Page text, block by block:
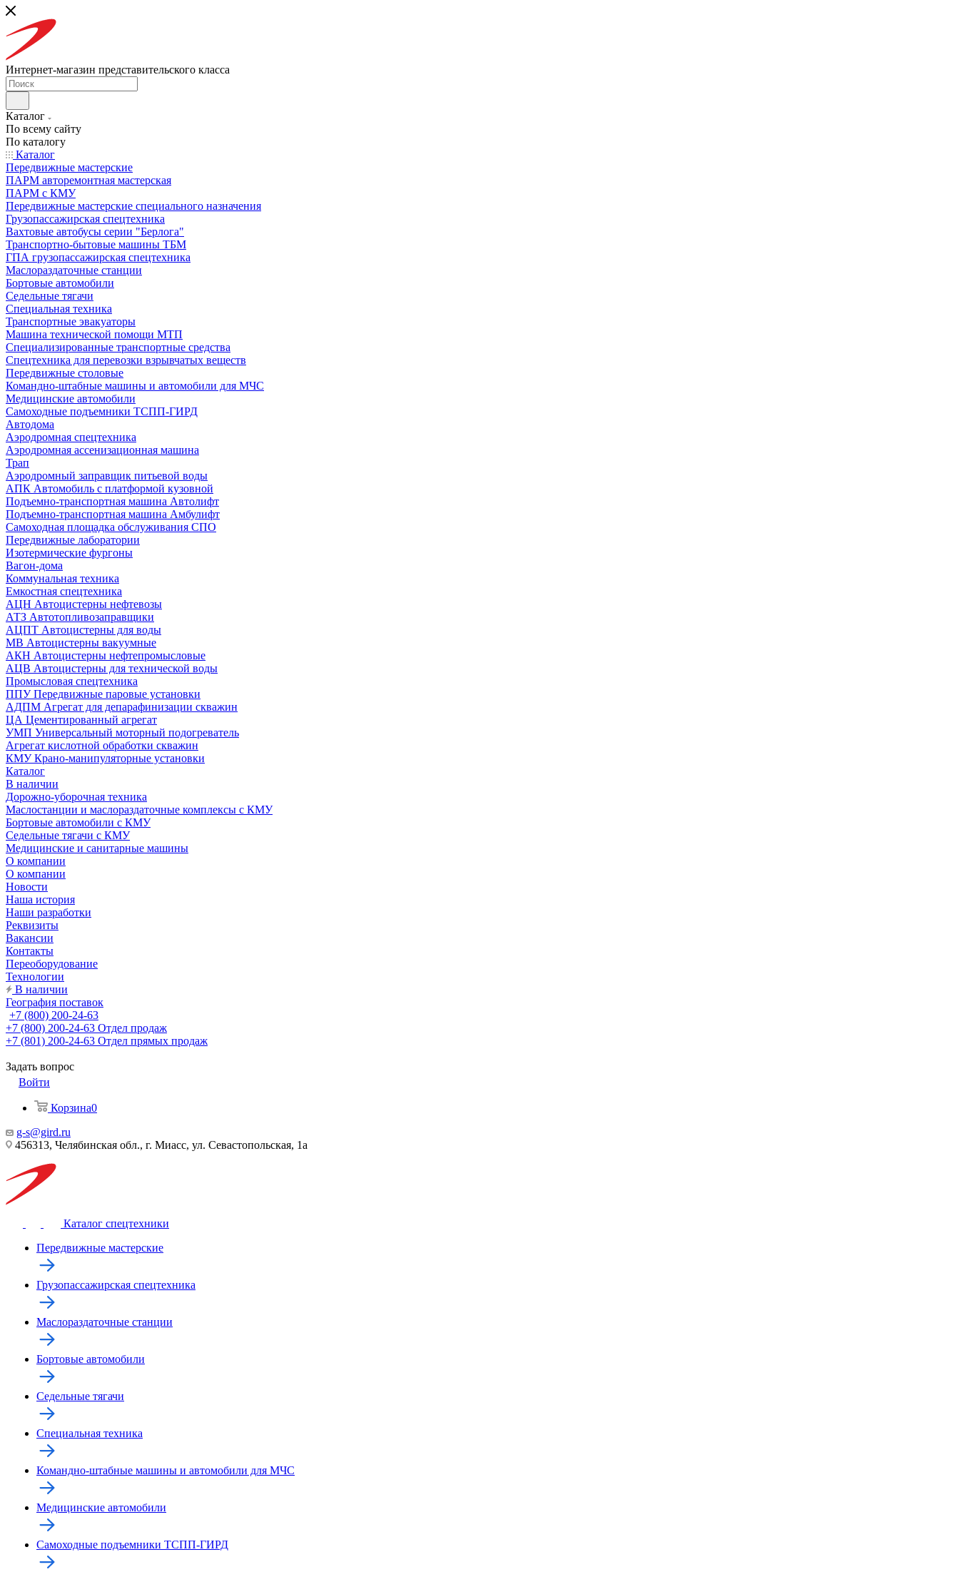
Интернет-магазин представительского класса
Каталог
По всему сайту
По каталогу
Каталог
Передвижные мастерские
ПАРМ авторемонтная мастерская
ПАРМ с КМУ
Передвижные мастерские специального назначения
Грузопассажирская спецтехника
Вахтовые автобусы серии "Берлога"
Транспортно-бытовые машины ТБМ
ГПА грузопассажирская спецтехника
Маслораздаточные станции
Бортовые автомобили
Седельные тягачи
Специальная техника
Транспортные эвакуаторы
Машина технической помощи МТП
Специализированные транспортные средства
Спецтехника для перевозки взрывчатых веществ
Передвижные столовые
Командно-штабные машины и автомобили для МЧС
Медицинские автомобили
Самоходные подъемники ТСПП-ГИРД
Автодома
Аэродромная спецтехника
Аэродромная ассенизационная машина
Трап
Аэродромный заправщик питьевой воды
АПК Автомобиль с платформой кузовной
Подъемно-транспортная машина Автолифт
Подъемно-транспортная машина Амбулифт
Самоходная площадка обслуживания СПО
Передвижные лаборатории
Изотермические фургоны
Вагон-дома
Коммунальная техника
Емкостная спецтехника
АЦН Автоцистерны нефтевозы
АТЗ Автотопливозаправщики
АЦПТ Автоцистерны для воды
МВ Автоцистерны вакуумные
АКН Автоцистерны нефтепромысловые
АЦВ Автоцистерны для технической воды
Промысловая спецтехника
ППУ Передвижные паровые установки
АДПМ Агрегат для депарафинизации скважин
ЦА Цементированный агрегат
УМП Универсальный моторный подогреватель
Агрегат кислотной обработки скважин
КМУ Крано-манипуляторные установки
Каталог
В наличии
Дорожно-уборочная техника
Маслостанции и маслораздаточные комплексы с КМУ
Бортовые автомобили с КМУ
Седельные тягачи с КМУ
Медицинские и санитарные машины
О компании
О компании
Новости
Наша история
Наши разработки
Реквизиты
Вакансии
Контакты
Переоборудование
Технологии
В наличии
География поставок
+7 (800) 200-24-63
+7 (800) 200-24-63 Отдел продаж
+7 (801) 200-24-63 Отдел прямых продаж
Задать вопрос
Войти
Корзина0
g-s@gird.ru
456313, Челябинская обл., г. Миасс, ул. Севастопольская, 1а
Каталог спецтехники
Передвижные мастерские
Грузопассажирская спецтехника
Маслораздаточные станции
Бортовые автомобили
Седельные тягачи
Специальная техника
Командно-штабные машины и автомобили для МЧС
Медицинские автомобили
Самоходные подъемники ТСПП-ГИРД